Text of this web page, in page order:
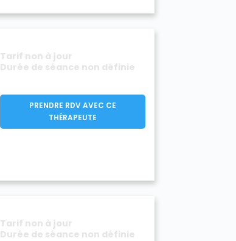
Tarif non à jour
Durée de séance non définie
PRENDRE RDV AVEC CE
THÉRAPEUTE
Tarif non à jour
Durée de séance non définie